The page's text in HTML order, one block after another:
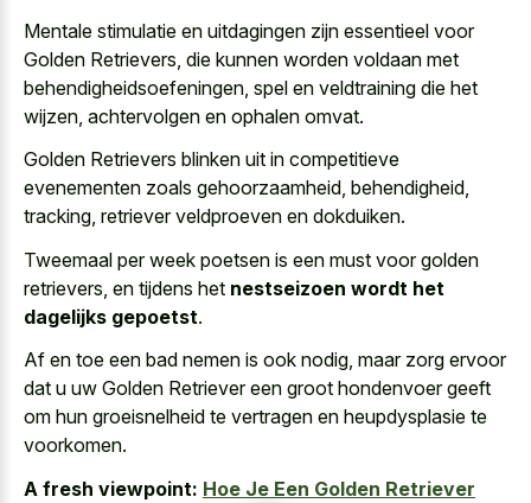
Mentale stimulatie en uitdagingen zijn essentieel voor
Golden Retrievers, die kunnen worden voldaan met
behendigheidsoefeningen, spel en veldtraining die het
wijzen, achtervolgen en ophalen omvat.
Golden Retrievers blinken uit in competitieve
evenementen zoals gehoorzaamheid, behendigheid,
tracking, retriever veldproeven en dokduiken.
Tweemaal per week poetsen is een must voor golden
retrievers, en tijdens het nestseizoen wordt het
dagelijks gepoetst.
Af en toe een bad nemen is ook nodig, maar zorg ervoor
dat u uw Golden Retriever een groot hondenvoer geeft
om hun groeisnelheid te vertragen en heupdysplasie te
voorkomen.
A fresh viewpoint: Hoe Je Een Golden Retriever